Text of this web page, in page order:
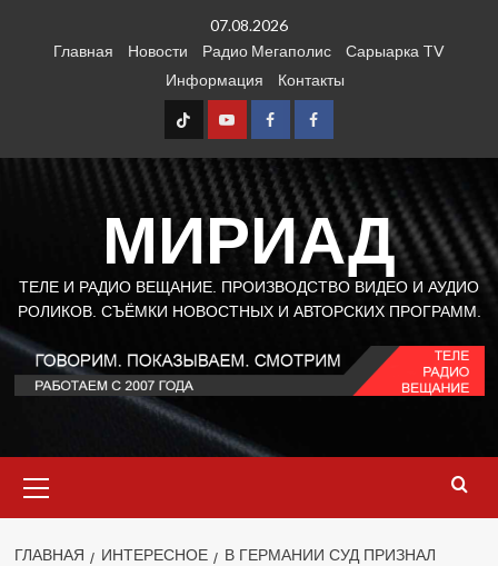
07.08.2026
Главная
Новости Радио Мегаполис
Сарыарка TV
Информация
Контакты
TT Youtube
FB1 FB2
МИРИАД
ТЕЛЕ И РАДИО ВЕЩАНИЕ. ПРОИЗВОДСТВО ВИДЕО И АУДИО
РОЛИКОВ. СЪЁМКИ НОВОСТНЫХ И АВТОРСКИХ ПРОГРАММ.
меню
ГЛАВНАЯ ИНТЕРЕСНОЕ
В ГЕРМАНИИ СУД ПРИЗНАЛ